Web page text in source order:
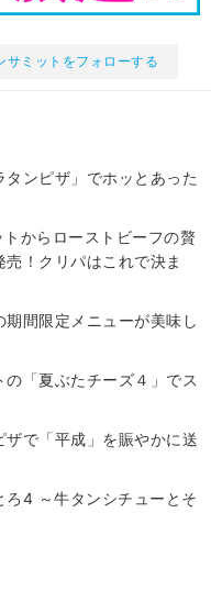
サミットをフォローする
ンピザ」でホッとあった
からローストビーフの贅
！クリパはこれで決ま
間限定メニューが美味し
「夏ぶたチーズ４」でス
で「平成」を賑やかに送
ろ4 ～牛タンシチューとそ